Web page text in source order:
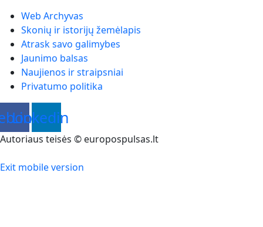
Web Archyvas
Skonių ir istorijų žemėlapis
Atrask savo galimybes
Jaunimo balsas
Naujienos ir straipsniai
Privatumo politika
Linkedin
Autoriaus teisės © europospulsas.lt
Exit mobile version